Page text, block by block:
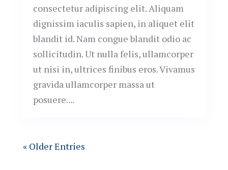
consectetur adipiscing elit. Aliquam
dignissim iaculis sapien, in aliquet elit
blandit id. Nam congue blandit odio ac
sollicitudin. Ut nulla felis, ullamcorper
ut nisi in, ultrices finibus eros. Vivamus
gravida ullamcorper massa ut
posuere....
« Older Entries